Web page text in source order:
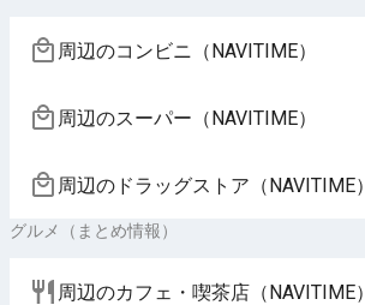
周辺のコンビニ（NAVITIME）
周辺のスーパー（NAVITIME）
周辺のドラッグストア（NAVITIME）
グルメ（まとめ情報）
周辺のカフェ・喫茶店（NAVITIME）